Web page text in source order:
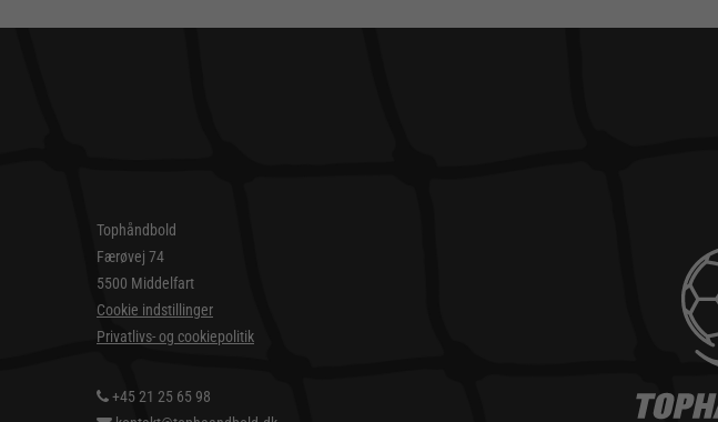
Tophåndbold
Færøvej 74
5500 Middelfart
Cookie indstillinger
Privatlivs- og cookiepolitik
+45 21 25 65 98